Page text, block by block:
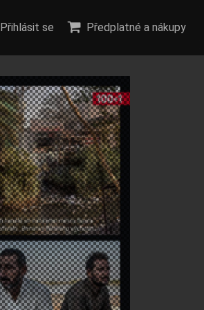
Přihlásit se Předplatné a nákupy